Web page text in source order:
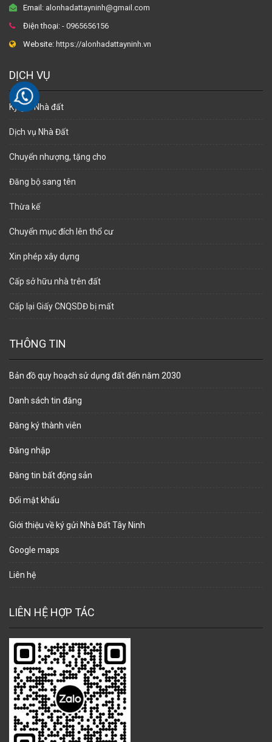
Email: alonhadattayninh@gmail.com
Điện thoại: - 0965656156
Website: https://alonhadattayninh.vn
DỊCH VỤ
Ký gửi Nhà đất
Dịch vụ Nhà Đất
Chuyển nhượng, tặng cho
Đăng bộ sang tên
Thừa kế
Chuyển mục đích lên thổ cư
Xin phép xây dựng
Cấp sở hữu nhà trên đất
Cấp lại Giấy CNQSDĐ bị mất
THÔNG TIN
Bản đồ quy hoạch sử dụng đất đến năm 2030
Danh sách tin đăng
Đăng ký thành viên
Đăng nhập
Đăng tin bất động sản
Đổi mật khẩu
Giới thiệu về ký gửi Nhà Đất Tây Ninh
Google maps
Liên hệ
LIÊN HỆ HỢP TÁC